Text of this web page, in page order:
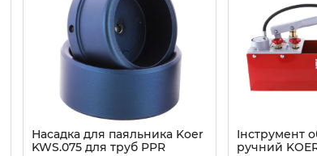
Насадка для паяльника Koer
KWS.075 для труб PPR
Інструмент
ручний